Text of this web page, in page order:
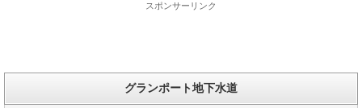
スポンサーリンク
グランポート地下水道